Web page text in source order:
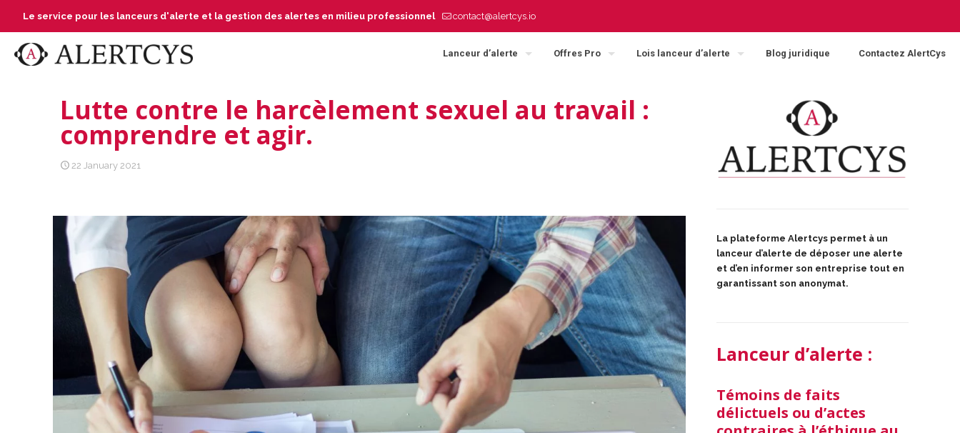
Le service pour les lanceurs d'alerte et la gestion des alertes en milieu professionnel contact@alertcys.io
Lanceur d’alerte Offres Pro Lois lanceur d’alerte Blog juridique Contactez AlertCys
Lutte contre le harcèlement sexuel au travail :
comprendre et agir.
22 January 2021
La plateforme Alertcys permet à un
lanceur d’alerte de déposer une alerte
et d’en informer son entreprise tout en
garantissant son anonymat.
Lanceur d’alerte :
Témoins de faits
délictuels ou d’actes